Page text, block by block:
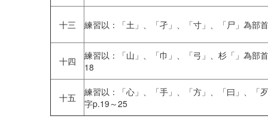
十三 練習以：「土」、「孑」、「寸」、「尸」為部
十四
練習以：「山」、「巾」、「弓」、杉「」為部
18
十五
練習以：「心」、「手」、「方」、「曰」、「
字p.19～25